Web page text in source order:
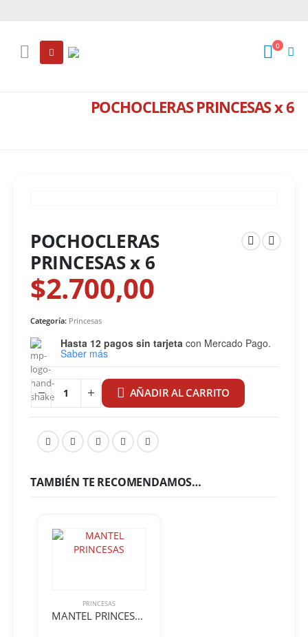
0
POCHOCLERAS PRINCESAS x 6
POCHOCLERAS
PRINCESAS x 6
$2.700,00
Categoría: Princesas
Hasta 12 pagos sin tarjeta con Mercado Pago.
Saber más
AÑADIR AL CARRITO
TAMBIÉN TE RECOMENDAMOS…
PRINCESAS
MANTEL PRINCESAS